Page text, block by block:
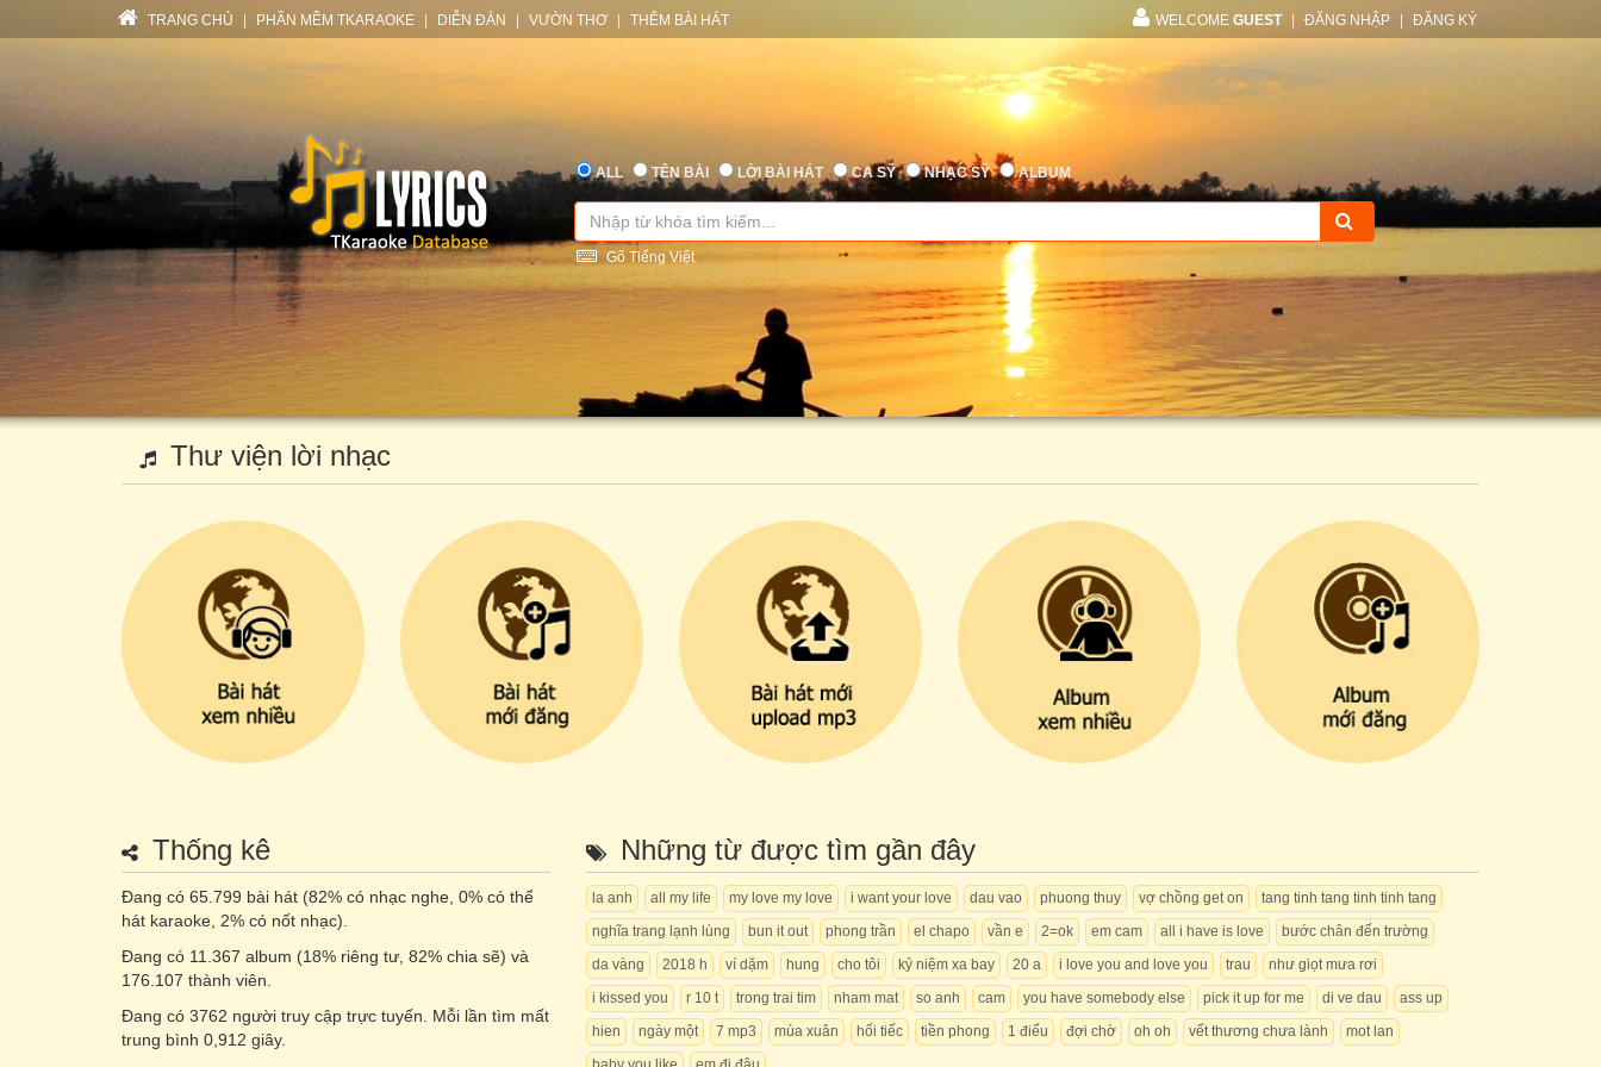
TRANG CHỦ PHẦN MỀM TKARAOKE DIỄN ĐÀN VƯỜN THƠ THÊM BÀI HÁT WELCOME GUEST ĐĂNG NHẬP ĐĂNG KÝ
ALL TÊN BÀI LỜI BÀI HÁT CA SỸ NHẠC SỸ ALBUM
Gõ Tiếng Việt
Thư viện lời nhạc
Thống kê
Đang có 65.799 bài hát (82% có nhạc nghe, 0% có thể
hát karaoke, 2% có nốt nhạc).
Đang có 11.367 album (18% riêng tư, 82% chia sẽ) và
176.107 thành viên.
Đang có 3762 người truy cập trực tuyến. Mỗi lần tìm mất
trung bình 0,912 giây.
Những từ được tìm gần đây
la anh all my life my love my love i want your love dau vao phuong thuy vợ chồng get on
tang tinh tang tinh tinh tang
nghĩa trang lạnh lùng
bun it out phong trần el chapo vần e 2=ok em cam all i have is love
bước chân đến trường
da vàng
2018 h ví dặm hung cho tôi kỷ niệm xa bay 20 a i love you and love you trau
như giọt mưa rơi
i kissed you
r 10 t trong trai tim nham mat so anh cam you have somebody else pick it up for me di ve dau
ass up
hien
ngày một 7 mp3 mùa xuân hối tiếc tiền phong 1 điếu đợi chờ oh oh vết thương chưa lành
mot lan